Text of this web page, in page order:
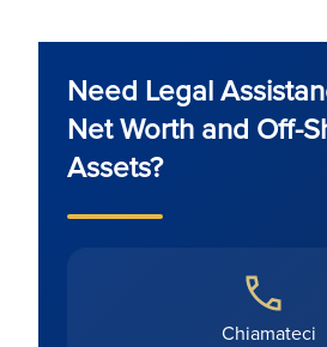
Need Legal
Net Worth and Off-
Assets?
Chiamateci